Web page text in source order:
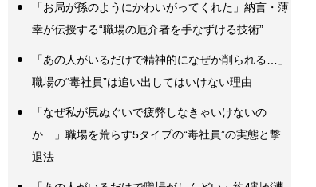
「お局が孫のようにかわいがってくれた」納言・薄
幸が伝授する“職場の厄介者を手なずける技術”
「あの人がいるだけで精神的になぜか削られる…」
職場の“毒社員”は追い出してはいけない理由
「なぜ私が尻ぬぐいで疲弊しなきゃいけないの
か…」職場を荒らす5タイプの“毒社員”の実態と撃
退法